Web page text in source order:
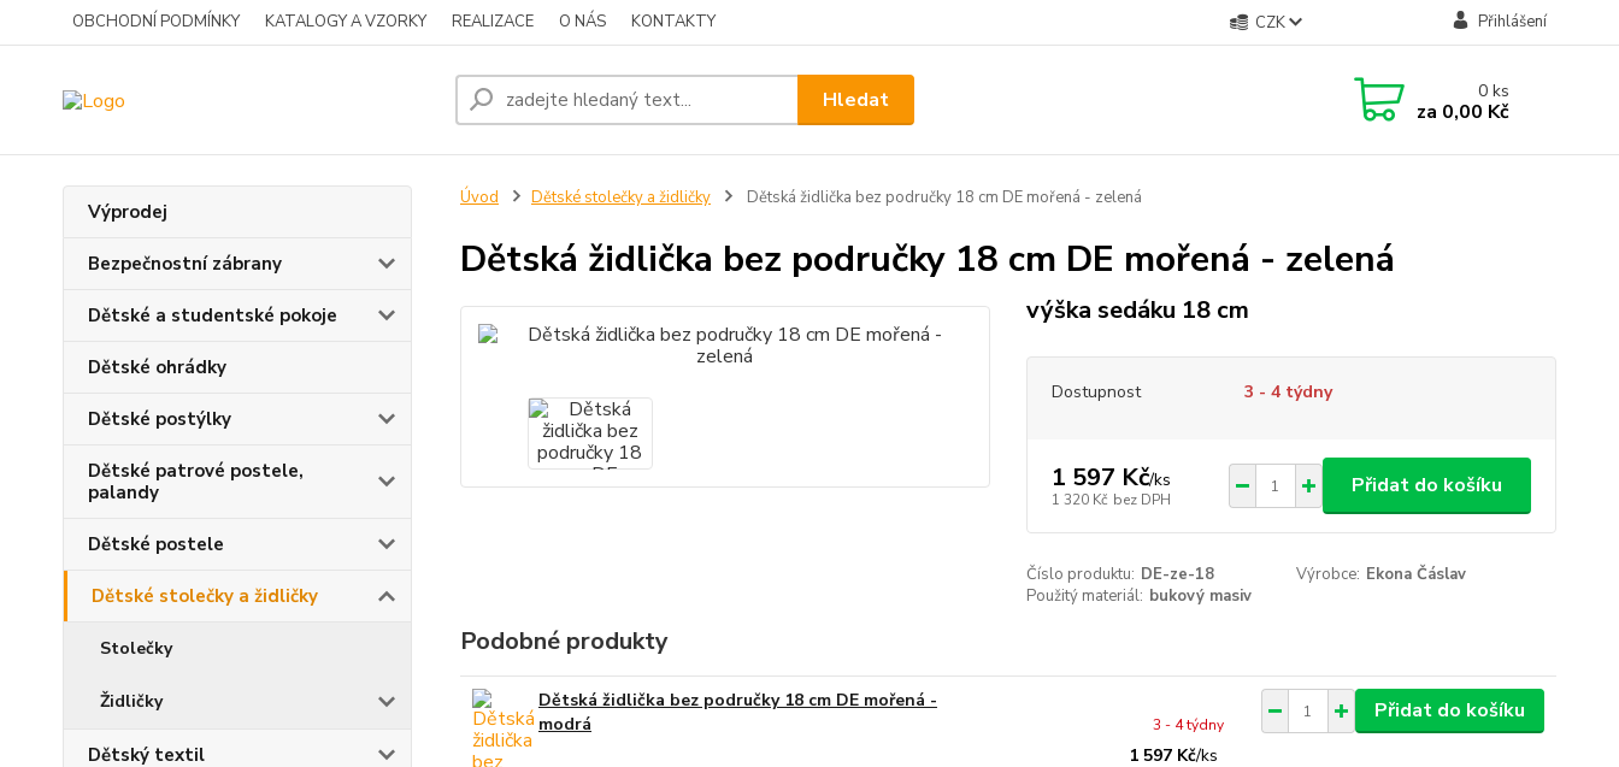
OBCHODNÍ PODMÍNKY KATALOGY A VZORKY REALIZACE O NÁS KONTAKTY CZK Přihlášení
Hledat 0ks
za 0,00 Kč
Výprodej
Bezpečnostní zábrany
Dětské a studentské pokoje
Dětské ohrádky
Dětské postýlky
Dětské patrové postele,
palandy
Dětské postele
Dětské stolečky a židličky
Stolečky
Židličky
Dětský textil
Úvod Dětské stolečky a židličky Dětská židlička bez područky 18 cm DE mořená - zelená
Dětská židlička bez područky 18 cm DE mořená - zelená
výška sedáku 18 cm
Dostupnost 3 - 4 týdny
1 597 Kč/ks
1 320 Kč bez DPH
Přidat do košíku
Číslo produktu: DE-ze-18 Výrobce: Ekona Čáslav
Použitý materiál: bukový masiv
Podobné produkty
Dětská židlička bez područky 18 cm DE mořená -
modrá
1 597 Kč/ks
3 - 4 týdny
Přidat do košíku